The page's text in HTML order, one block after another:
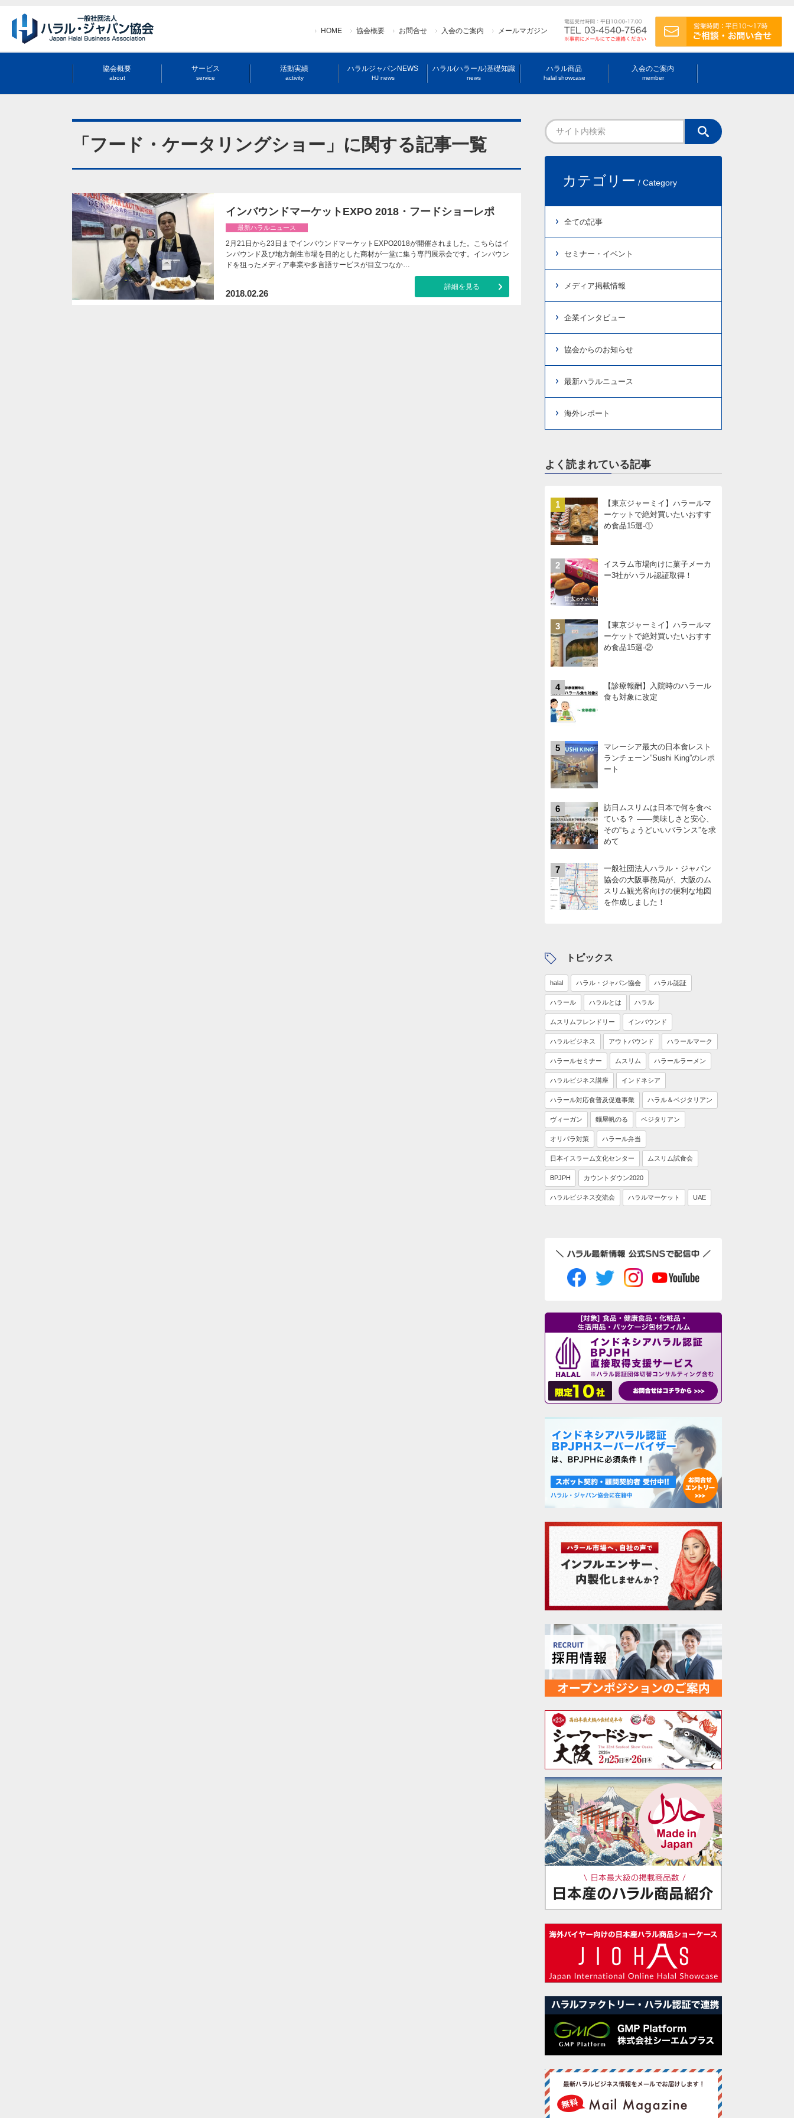
HOME 協会概要 お問合せ 入会のご案内 メールマガジン
協会概要
about
サービス
service
活動実績
activity
ハラルジャパンNEWS
HJ news
ハラル(ハラール)基礎知識
news
ハラル商品
halal showcase
入会のご案内
member
「フード・ケータリングショー」に関する記事一覧
インバウンドマーケットEXPO 2018・フードショーレポ
最新ハラルニュース
2月21日から23日までインバウンドマーケットEXPO2018が開催されました。こちらはイ
ンバウンド及び地方創生市場を目的とした商材が一堂に集う専門展示会です。インバウン
ドを狙ったメディア事業や多言語サービスが目立つなか…
2018.02.26
詳細を見る
カテゴリー / Category
全ての記事
セミナー・イベント
メディア掲載情報
企業インタビュー
協会からのお知らせ
最新ハラルニュース
海外レポート
よく読まれている記事
1
【東京ジャーミイ】ハラールマ
ーケットで絶対買いたいおすす
め食品15選-①
2
イスラム市場向けに菓子メーカ
ー3社がハラル認証取得！
3
【東京ジャーミイ】ハラールマ
ーケットで絶対買いたいおすす
め食品15選-②
4
【診療報酬】入院時のハラール
食も対象に改定
5
マレーシア最大の日本食レスト
ランチェーン”Sushi King”のレポ
ート
6
訪日ムスリムは日本で何を食べ
ている？ ――美味しさと安心、
その“ちょうどいいバランス”を求
めて
7
一般社団法人ハラル・ジャパン
協会の大阪事務局が、大阪のム
スリム観光客向けの便利な地図
を作成しました！
トピックス
halal ハラル・ジャパン協会 ハラル認証
ハラール ハラルとは ハラル
ムスリムフレンドリー インバウンド
ハラルビジネス アウトバウンド ハラールマーク
ハラールセミナー ムスリム ハラールラーメン
ハラルビジネス講座 インドネシア
ハラール対応食普及促進事業 ハラル＆ベジタリアン
ヴィーガン 麵屋帆のる ベジタリアン
オリパラ対策 ハラール弁当
日本イスラーム文化センター ムスリム試食会
BPJPH カウントダウン2020
ハラルビジネス交流会 ハラルマーケット UAE